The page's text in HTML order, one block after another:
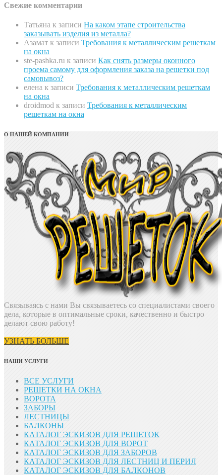
Свежие комментарии
Татьяна к записи На каком этапе строительства
заказывать изделия из металла?
Азамат к записи Требования к металлическим решеткам
на окна
ste-pashka.ru к записи Как снять размеры оконного
проема самому для оформления заказа на решетки под
самовывоз?
елена к записи Требования к металлическим решеткам
на окна
droidmod к записи Требования к металлическим
решеткам на окна
О НАШЕЙ КОМПАНИИ
Связываясь с нами Вы связываетесь со специалистами своего
дела, которые в оптимальные сроки, качественно и быстро
делают свою работу!
УЗНАТЬ БОЛЬШЕ
НАШИ УСЛУГИ
ВСЕ УСЛУГИ
РЕШЕТКИ НА ОКНА
ВОРОТА
ЗАБОРЫ
ЛЕСТНИЦЫ
БАЛКОНЫ
КАТАЛОГ ЭСКИЗОВ ДЛЯ РЕШЕТОК
КАТАЛОГ ЭСКИЗОВ ДЛЯ ВОРОТ
КАТАЛОГ ЭСКИЗОВ ДЛЯ ЗАБОРОВ
КАТАЛОГ ЭСКИЗОВ ДЛЯ ЛЕСТНИЦ И ПЕРИЛ
КАТАЛОГ ЭСКИЗОВ ДЛЯ БАЛКОНОВ